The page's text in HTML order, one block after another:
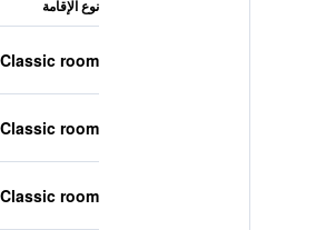
نوع الإقامة
Classic room، نوع السرير غير معروف
Classic room، نوع السرير غير معروف
Classic room، نوع السرير غير معروف